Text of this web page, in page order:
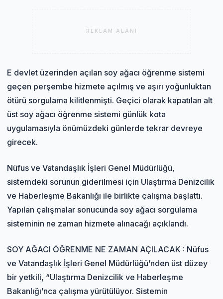
REKLAM ALANI
E devlet üzerinden açılan soy ağacı öğrenme sistemi
geçen perşembe hizmete açılmış ve aşırı yoğunluktan
ötürü sorgulama kilitlenmişti. Geçici olarak kapatılan alt
üst soy ağacı öğrenme sistemi günlük kota
uygulamasıyla önümüzdeki günlerde tekrar devreye
girecek.
Nüfus ve Vatandaşlık İşleri Genel Müdürlüğü,
sistemdeki sorunun giderilmesi için Ulaştırma Denizcilik
ve Haberleşme Bakanlığı ile birlikte çalışma başlattı.
Yapılan çalışmalar sonucunda soy ağacı sorgulama
sisteminin ne zaman hizmete alınacağı açıklandı.
SOY AĞACI ÖĞRENME NE ZAMAN AÇILACAK : Nüfus
ve Vatandaşlık İşleri Genel Müdürlüğü’nden üst düzey
bir yetkili, “Ulaştırma Denizcilik ve Haberleşme
Bakanlığı’nca çalışma yürütülüyor. Sistemin